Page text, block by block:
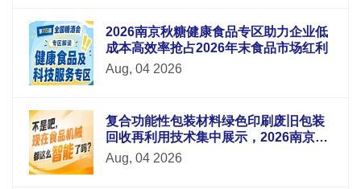
2026南京秋糖健康食品专区助力企业低
成本高效率抢占2026年末食品市场红利
Aug, 04 2026
复合功能性包装材料绿色印刷废旧包装
回收再利用技术集中展示，2026南京秋
糖9号馆循环经济
Aug, 04 2026